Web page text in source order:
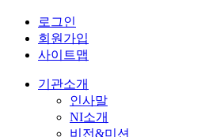
로그인
회원가입
사이트맵
기관소개
인사말
NI소개
비전&미션